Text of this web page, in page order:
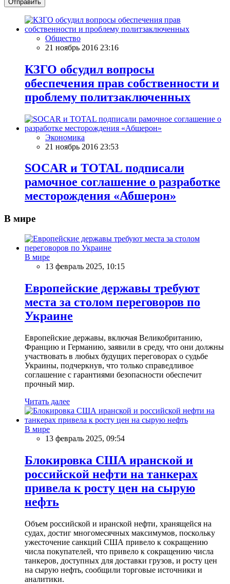
Отправить
Общество
21 ноябрь 2016 23:16
КЗГО обсудил вопросы
обеспечения прав собственности и
проблему политзаключенных
Экономика
21 ноябрь 2016 23:53
SOCAR и TOTAL подписали
рамочное соглашение о разработке
месторождения «Абшерон»
В мире
В мире
13 февраль 2025, 10:15
Европейские державы требуют
места за столом переговоров по
Украине
Европейские державы, включая Великобританию,
Францию и Германию, заявили в среду, что они должны
участвовать в любых будущих переговорах о судьбе
Украины, подчеркнув, что только справедливое
соглашение с гарантиями безопасности обеспечит
прочный мир.
Читать далее
В мире
13 февраль 2025, 09:54
Блокировка США иранской и
российской нефти на танкерах
привела к росту цен на сырую
нефть
Объем российской и иранской нефти, хранящейся на
судах, достиг многомесячных максимумов, поскольку
ужесточение санкций США привело к сокращению
числа покупателей, что привело к сокращению числа
танкеров, доступных для доставки грузов, и росту цен
на сырую нефть, сообщили торговые источники и
аналитики.